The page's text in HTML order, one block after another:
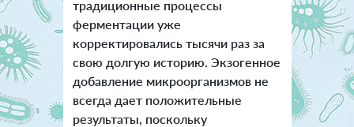
традиционные процессы
ферментации уже
корректировались тысячи раз за
свою долгую историю. Экзогенное
добавление микроорганизмов не
всегда дает положительные
результаты, поскольку